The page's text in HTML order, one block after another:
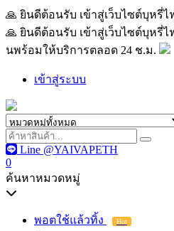
🙏 ยินดีต้อนรับ เข้าสู่เว็บไซต์บุหรี่
🙏 ยินดีต้อนรับ เข้าสู่เว็บไซต์บุหรี่
นพร้อมให้บริการตลอด 24 ช.ม.
เข้าสู่ระบบ
Line @YAIVAPETH
0
ค้นหาหมวดหมู่
พอตใช้แล้วทิ้ง Hot